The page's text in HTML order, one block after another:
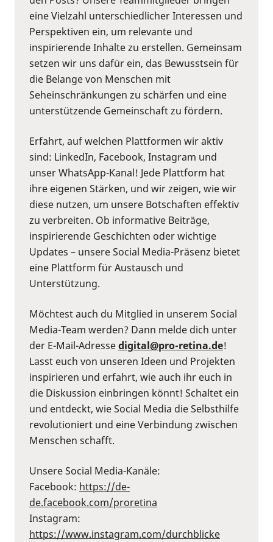
eine Vielzahl unterschiedlicher Interessen und
Perspektiven ein, um relevante und
inspirierende Inhalte zu erstellen. Gemeinsam
setzen wir uns dafür ein, das Bewusstsein für
die Belange von Menschen mit
Seheinschränkungen zu schärfen und eine
unterstützende Gemeinschaft zu fördern.
Erfahrt, auf welchen Plattformen wir aktiv
sind: LinkedIn, Facebook, Instagram und
unser WhatsApp-Kanal! Jede Plattform hat
ihre eigenen Stärken, und wir zeigen, wie wir
diese nutzen, um unsere Botschaften effektiv
zu verbreiten. Ob informative Beiträge,
inspirierende Geschichten oder wichtige
Updates – unsere Social Media-Präsenz bietet
eine Plattform für Austausch und
Unterstützung.
Möchtest auch du Mitglied in unserem Social
Media-Team werden? Dann melde dich unter
der E-Mail-Adressedigital@pro-retina.de!
Lasst euch von unseren Ideen und Projekten
inspirieren und erfahrt, wie auch ihr euch in
die Diskussion einbringen könnt! Schaltet ein
und entdeckt, wie Social Media die Selbsthilfe
revolutioniert und eine Verbindung zwischen
Menschen schafft.
Unsere Social Media-Kanäle:
Facebook: ⁠https://de-
de.facebook.com/proretina⁠
Instagram:
⁠https://www.instagram.com/durchblicke⁠